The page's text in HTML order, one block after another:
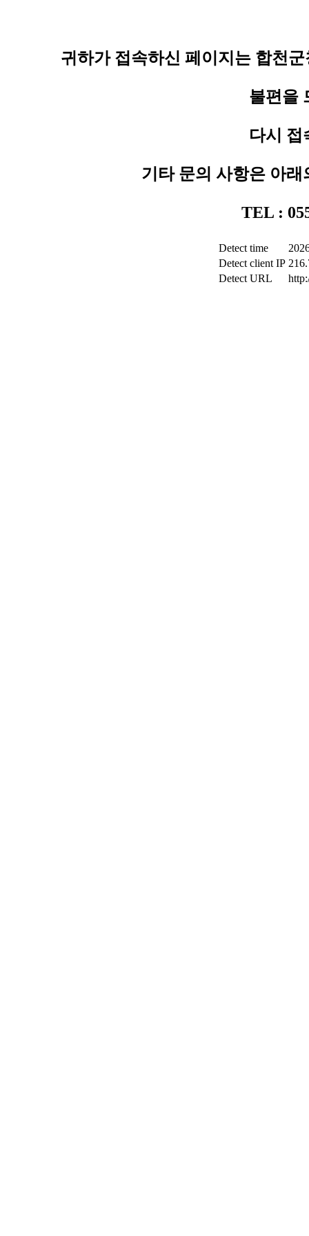
귀하가 접속하신 페이지는 합천
불편을
다시 접
기타 문의 사항은 아
TEL :
Detect time
Detect client IP
Detect URL